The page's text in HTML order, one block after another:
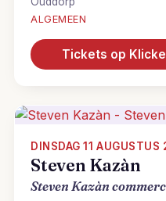
ALGEMEEN
Tickets op
DINSDAG 11
Steven Kazàn
Steven Kazàn